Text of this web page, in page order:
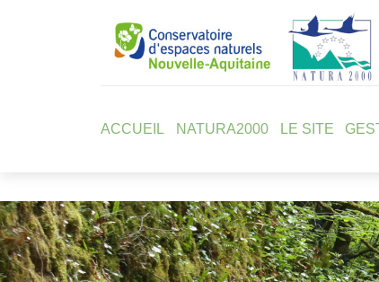
ACCUEIL NATURA2000 LE SITE